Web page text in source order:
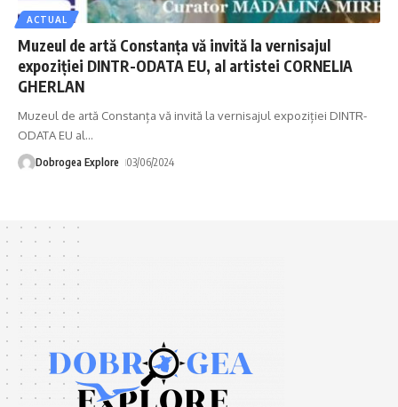
ACTUAL
Muzeul de artă Constanța vă invită la vernisajul
expoziției DINTR-ODATA EU, al artistei CORNELIA
GHERLAN
Muzeul de artă Constanța vă invită la vernisajul expoziției DINTR-
ODATA EU al…
Dobrogea Explore 03/06/2024